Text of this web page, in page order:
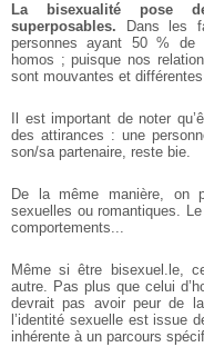
La bisexualité pose
superposables. Dans les
personnes ayant 50 % de
homos ; puisque nos
sont mouvantes et différentes
Il est important de noter
des attirances : une
son/sa partenaire, reste bie.
De la même manière, on
sexuelles ou romantiques. Le
comportements...
Même si être bisexuel.le,
autre. Pas plus que celui
devrait pas avoir peur de
l’identité sexuelle estissue
inhérente àun parcours